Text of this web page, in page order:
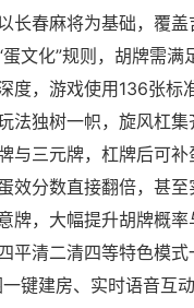
春麻将为基础，覆盖
文化”规则，胡牌需满
度，游戏使用136张标
法独树一帜，旋风杠
与三元牌，杠牌后可
效分数直接翻倍，甚
牌，大幅提升胡牌概
平清二清四等特色模
键建房、实时语音互